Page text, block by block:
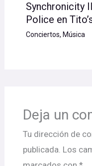
Synchronicity
Police en
Conciertos, Música
Deja un
Tu dirección de
publicada. Los